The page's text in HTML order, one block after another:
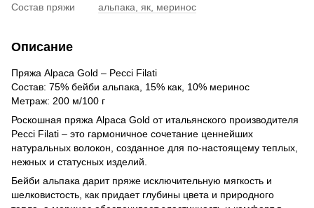
Состав пряжи
альпака, як, меринос
Описание
Пряжа Alpaca Gold – Pecci Filati
Состав: 75% бейби альпака, 15% как, 10% меринос
Метраж: 200 м/100 г
Роскошная пряжа Alpaca Gold от итальянского производителя
Pecci Filati – это гармоничное сочетание ценнейших
натуральных волокон, созданное для по-настоящему теплых,
нежных и статусных изделий.
Бейби альпака дарит пряже исключительную мягкость и
шелковистость, как придает глубины цвета и природного